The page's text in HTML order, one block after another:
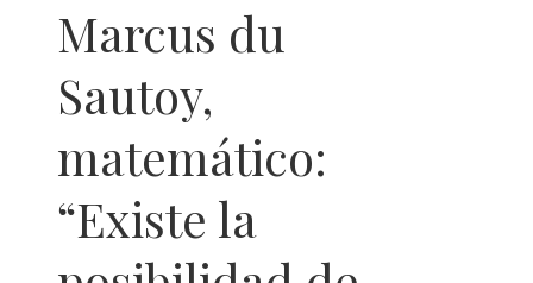
Marcus du
Sautoy,
matemático:
“Existe la